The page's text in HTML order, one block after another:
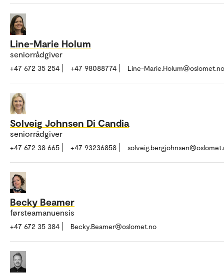
Line-Marie Holum
seniorrådgiver
+47 672 35 254 +47 98088774 Line-Marie.Holum@oslomet.no
Solveig Johnsen Di Candia
seniorrådgiver
+47 672 38 665 +47 93236858
Becky Beamer
førsteamanuensis
+47 672 35 384 Becky.Beamer@oslomet.no